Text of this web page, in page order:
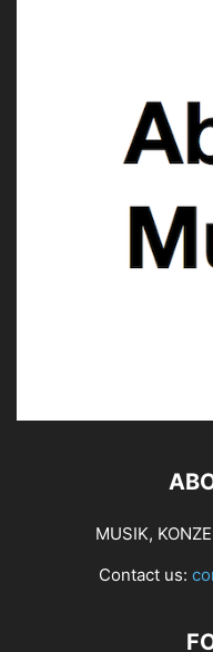
MUSIK,
Contact us: